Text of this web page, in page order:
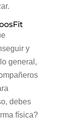
y
general,
debes
física?